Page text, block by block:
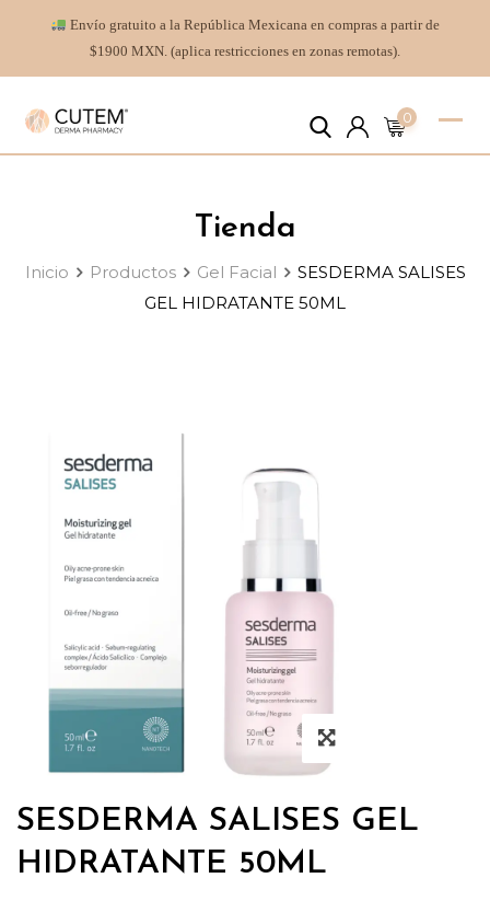
Envío gratuito a la República Mexicana en compras a partir de
$1900 MXN. (aplica restricciones en zonas remotas).
0
Tienda
Inicio Productos Gel Facial
SESDERMA SALISES
GEL HIDRATANTE 50ML
SESDERMA SALISES GEL
HIDRATANTE 50ML